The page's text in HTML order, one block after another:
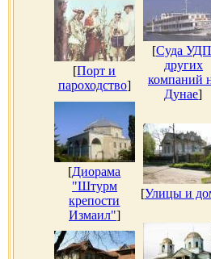
[Порт и
пароходство]
[Суда
других
компаний
Дунае]
[Диорама
"Штурм
крепости
Измаил"]
[Улицы и